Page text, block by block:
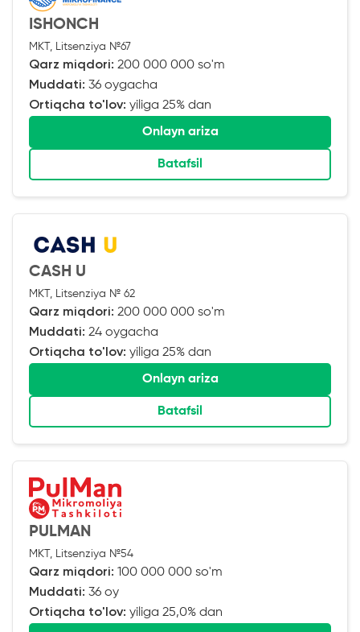
ISHONCH
MKT, Litsenziya №67
Qarz miqdori: 200 000 000 so'm
Muddati: 36 oygacha
Ortiqcha to'lov: yiliga 25% dan
Onlayn ariza
Batafsil
CASH U
MKT, Litsenziya № 62
Qarz miqdori: 200 000 000 so'm
Muddati: 24 oygacha
Ortiqcha to'lov: yiliga 25% dan
Onlayn ariza
Batafsil
PULMAN
MKT, Litsenziya №54
Qarz miqdori: 100 000 000 so'm
Muddati: 36 oy
Ortiqcha to'lov: yiliga 25,0% dan